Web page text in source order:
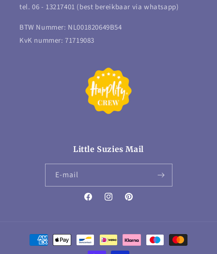
tel. 06 - 13217401 (best bereikbaar via whatsapp)
BTW Nummer: NL001820649B54
KvK nummer: 71719083
Little Suzies Mail
E‑mail
FacebookInstagramPinterest
Betaalmethoden